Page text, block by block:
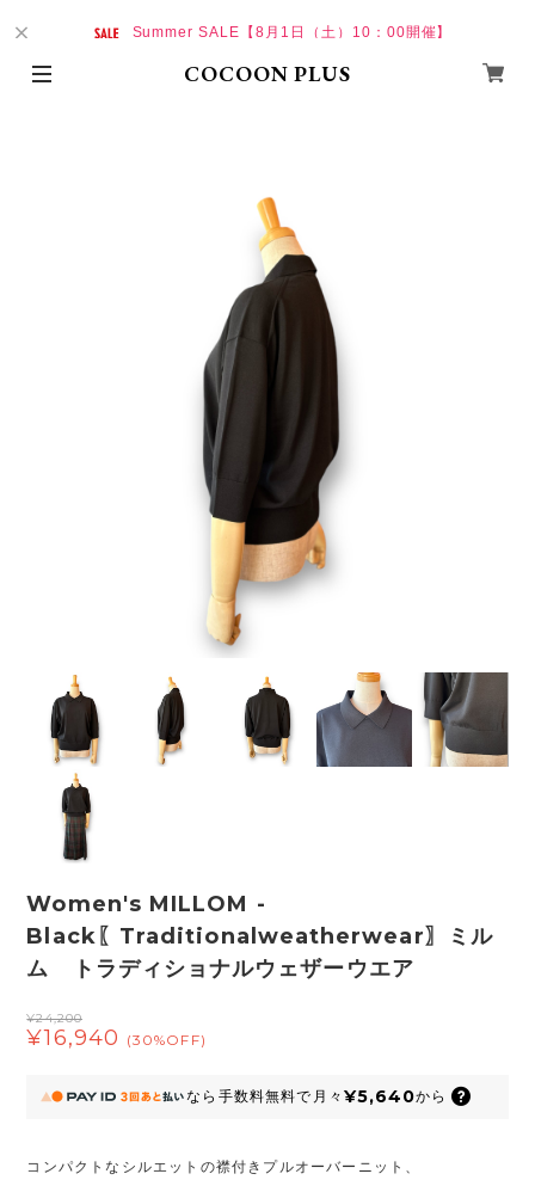
Summer SALE【8月1日（土）10：00開催】
COCOON PLUS
Women's MILLOM -
Black〖Traditionalweatherwear〗ミル
ム トラディショナルウェザーウエア
¥24,200
¥16,940 (30%OFF)
なら 手数料無料で 月々 ¥5,640から
コンパクトなシルエットの襟付きプルオーバーニット、